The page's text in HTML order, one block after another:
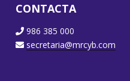
CONTACTA
986 385 000
secretaria@mrcyb.com